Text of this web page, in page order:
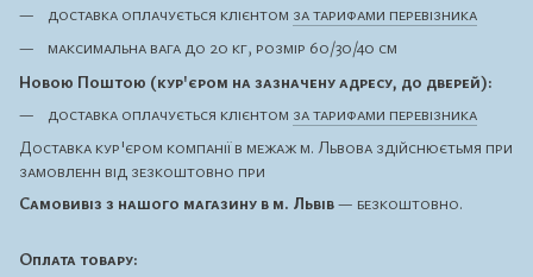
доставка оплачується клієнтом за тарифами перевізника
максимальна вага до 20 кг, розмір 60/30/40 см
Новою Поштою (кур'єром на зазначену адресу, до дверей):
доставка оплачується клієнтом за тарифами перевізника
Доставка кур'єром компанії в межаж м. Львова здійснюєтьмя при
замовленн від зезкоштовно при
Самовивіз з нашого магазину в м. Львів— безкоштовно.
Оплата товару: